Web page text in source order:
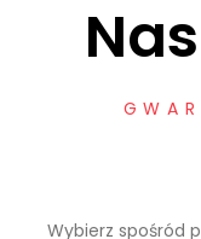
Wybierz spośród